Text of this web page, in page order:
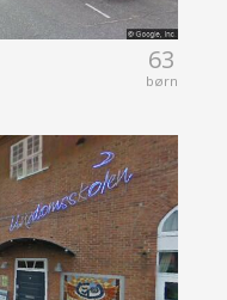
63
børn